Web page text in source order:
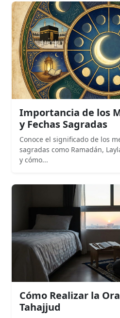
Importancia de los
y Fechas Sagradas
Conoce el significado de los
sagradas como Ramadán,
y cómo...
Cómo Realizar la
Tahajjud